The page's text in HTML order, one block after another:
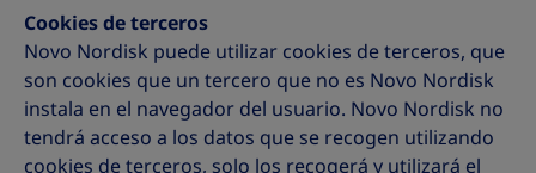
Cookies de terceros
Novo Nordisk puede utilizar cookies de terceros, que
son cookies que un tercero que no es Novo Nordisk
instala en el navegador del usuario. Novo Nordisk no
tendrá acceso a los datos que se recogen utilizando
cookies de terceros, solo los recogerá y utilizará el